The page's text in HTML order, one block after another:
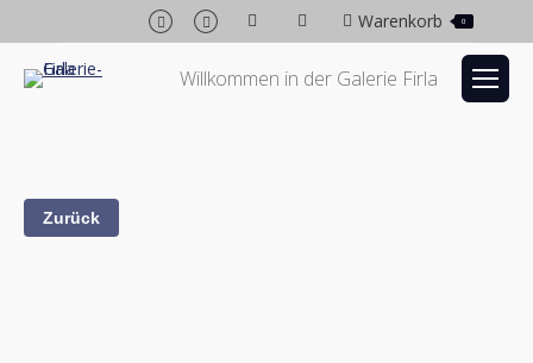
Facebook
page
opens
Instagram
page
opens
in
Warenkorb 0
Willkommen in der Galerie Firla